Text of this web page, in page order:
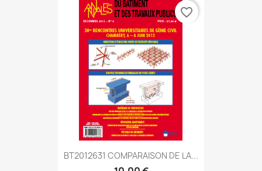
BT2012631 COMPARAISON DE LA...
favorite_border